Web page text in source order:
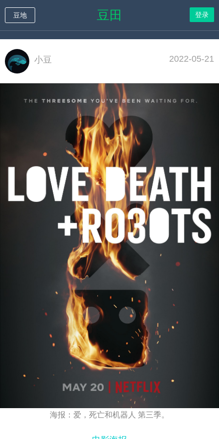
豆田
豆地 登录
2022-05-21
小豆
海报：爱，死亡和机器人 第三季。